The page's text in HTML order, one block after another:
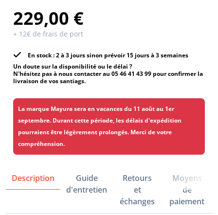
229,00 €
+ 12€ de frais de port
En stock : 2 à 3 jours sinon prévoir 15 jours à 3 semaines
Un doute sur la disponibilité ou le délai ?
N'hésitez pas à nous contacter au 05 46 41 43 99 pour confirmer la
livraison de vos santiags.
La marque Mayura sera en vacances du 11 août au 1er
septembre. Durant cette période, les délais d'expédition
pourraient être légèrement prolongés. Merci de votre
compréhension.
Description
Guide
d'entretien
Retours
et
échanges
Moyens
de
paiement